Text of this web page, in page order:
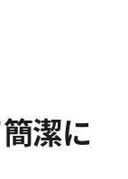
潔に